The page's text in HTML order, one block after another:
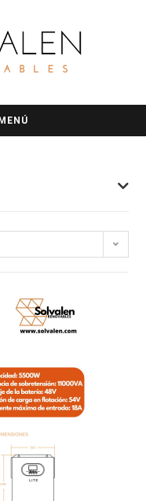
MENÚ